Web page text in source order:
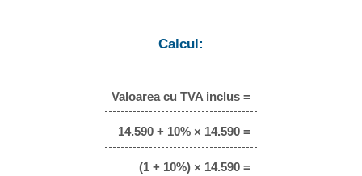
Calcul:
Valoarea cu TVA inclus =
14.590 + 10% × 14.590 =
(1 + 10%) × 14.590 =